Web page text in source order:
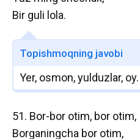
Bir guli lola.
Topishmoqning javobi
Yer, osmon, yulduzlar, oy.
51. Bor-bor otim, bor otim,
Borganingcha bor otim,